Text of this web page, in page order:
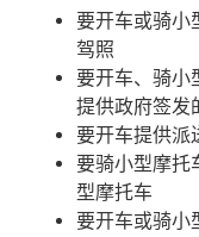
要开车或骑小
驾照
要开车、骑小
提供政府签发
要开车提供派
要骑小型摩托
型摩托车
要开车或骑小